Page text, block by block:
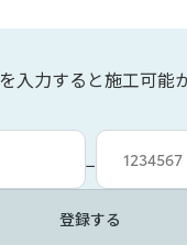
を入力すると施工可能
−
車台番号入力
登録する